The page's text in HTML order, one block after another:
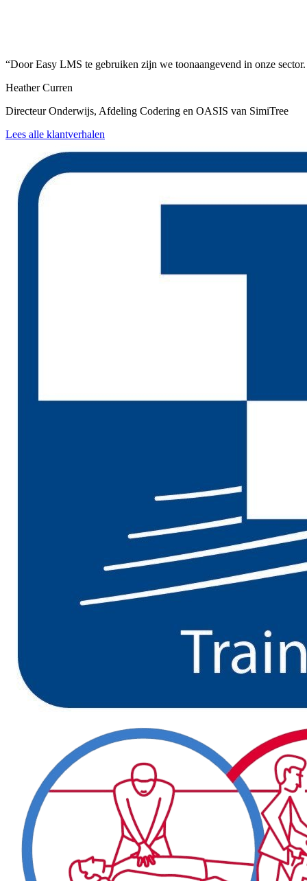
“Door Easy LMS te gebruiken zijn we toonaangevend in onze
Heather Curren
Directeur Onderwijs, Afdeling Codering en OASIS van SimiTree
Lees alle klantverhalen